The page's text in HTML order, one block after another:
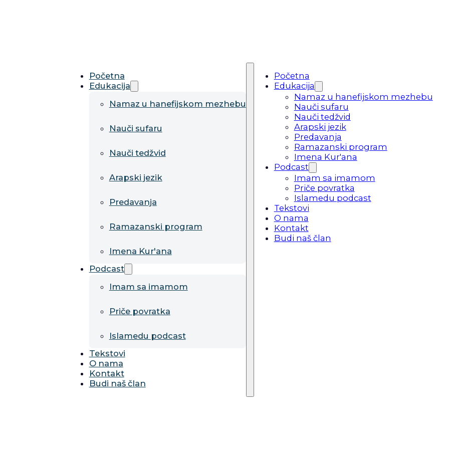
Početna
Edukacija
Namaz u hanefijskom mezhebu
Nauči sufaru
Nauči tedžvid
Arapski jezik
Predavanja
Ramazanski program
Imena Kur'ana
Podcast
Imam sa imamom
Priče povratka
Islamedu podcast
Tekstovi
O nama
Kontakt
Budi naš član
Početna
Edukacija
Namaz u hanefijskom mezhebu
Nauči sufaru
Nauči tedžvid
Arapski jezik
Predavanja
Ramazanski program
Imena Kur'ana
Podcast
Imam sa imamom
Priče povratka
Islamedu podcast
Tekstovi
O nama
Kontakt
Budi naš član